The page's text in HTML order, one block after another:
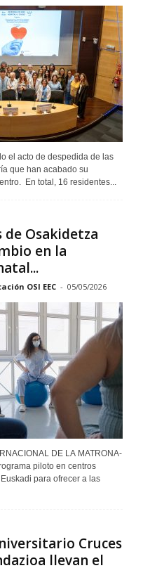
el acto de despedida de las
que han acabado su
formación en nuestro centro. En total, 16 residentes...
Osakidetza
en la
OSI EEC - 05/05/2026
DE LA MATRONA-
piloto en centros
para ofrecer a las
Cruces
llevan el